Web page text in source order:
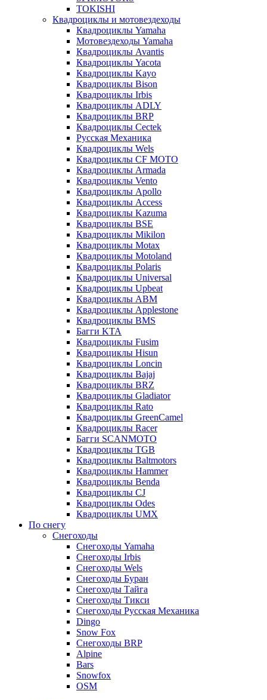
TOKISHI
Квадроциклы и мотовездеходы
Квадроциклы Yamaha
Мотовездеходы Yamaha
Квадроциклы Avantis
Квадроциклы Yacota
Квадроциклы Kayo
Квадроциклы Bison
Квадроциклы Irbis
Квадроциклы ADLY
Квадроциклы BRP
Квадроциклы Cectek
Русская Механика
Квадроциклы Wels
Квадроциклы CF MOTO
Квадроциклы Armada
Квадроциклы Vento
Квадроциклы Apollo
Квадроциклы Access
Квадроциклы Kazuma
Квадроциклы BSE
Квадроциклы Mikilon
Квадроциклы Motax
Квадроциклы Motoland
Квадроциклы Polaris
Квадроциклы Universal
Квадроциклы Upbeat
Квадроциклы ABM
Квадроциклы Applestone
Квадроциклы BMS
Багги KTA
Квадроциклы Fusim
Квадроциклы Hisun
Квадроциклы Loncin
Квадроциклы Bajaj
Квадроциклы BRZ
Квадроциклы Gladiator
Квадроциклы Rato
Квадроциклы GreenCamel
Квадроциклы Racer
Багги SCANMOTO
Квадроциклы TGB
Квадроциклы Baltmotors
Квадроциклы Hammer
Квадроциклы Benda
Квадроциклы CJ
Квадроциклы Odes
Квадроциклы UMX
По снегу
Снегоходы
Снегоходы Yamaha
Снегоходы Irbis
Снегоходы Wels
Снегоходы Буран
Снегоходы Тайга
Снегоходы Тикси
Снегоходы Русская Механика
Dingo
Snow Fox
Снегоходы BRP
Alpine
Bars
Snowfox
OSM